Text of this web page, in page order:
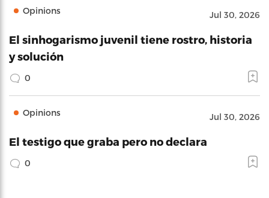
Opinions Jul 30, 2026
El sinhogarismo juvenil tiene rostro, historia
y solución
0
Opinions Jul 30, 2026
El testigo que graba pero no declara
0